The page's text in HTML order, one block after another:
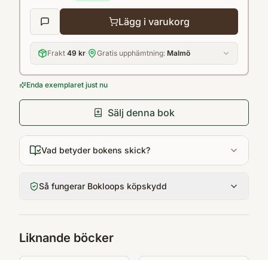
Lägg i varukorg
Frakt 49 kr· Gratis upphämtning: Malmö
Enda exemplaret just nu
Sälj denna bok
Vad betyder bokens skick?
Så fungerar Bokloops köpskydd
Liknande böcker